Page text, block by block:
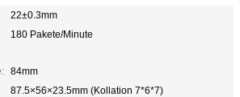
22±0.3mm
180 Pakete/Minute
84mm
87.5×56×23.5mm (Kollation 7*6*7)